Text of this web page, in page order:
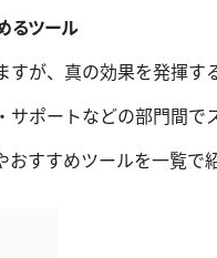
るツール
が、真の効果を発揮す
ポートなどの部門間で
すすめツールを一覧で